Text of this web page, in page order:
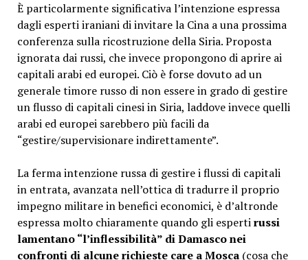
È particolarmente significativa l’intenzione espressa
dagli esperti iraniani di invitare la Cina a una prossima
conferenza sulla ricostruzione della Siria. Proposta
ignorata dai russi, che invece propongono di aprire ai
capitali arabi ed europei. Ciò è forse dovuto ad un
generale timore russo di non essere in grado di gestire
un flusso di capitali cinesi in Siria, laddove invece quelli
arabi ed europei sarebbero più facili da
“gestire/supervisionare indirettamente”.
La ferma intenzione russa di gestire i flussi di capitali
in entrata, avanzata nell’ottica di tradurre il proprio
impegno militare in benefici economici, è d’altronde
espressa molto chiaramente quando gli espertirussi
lamentano “l’inflessibilità” di Damasco nei
confronti di alcune richieste care a Mosca(cosa che